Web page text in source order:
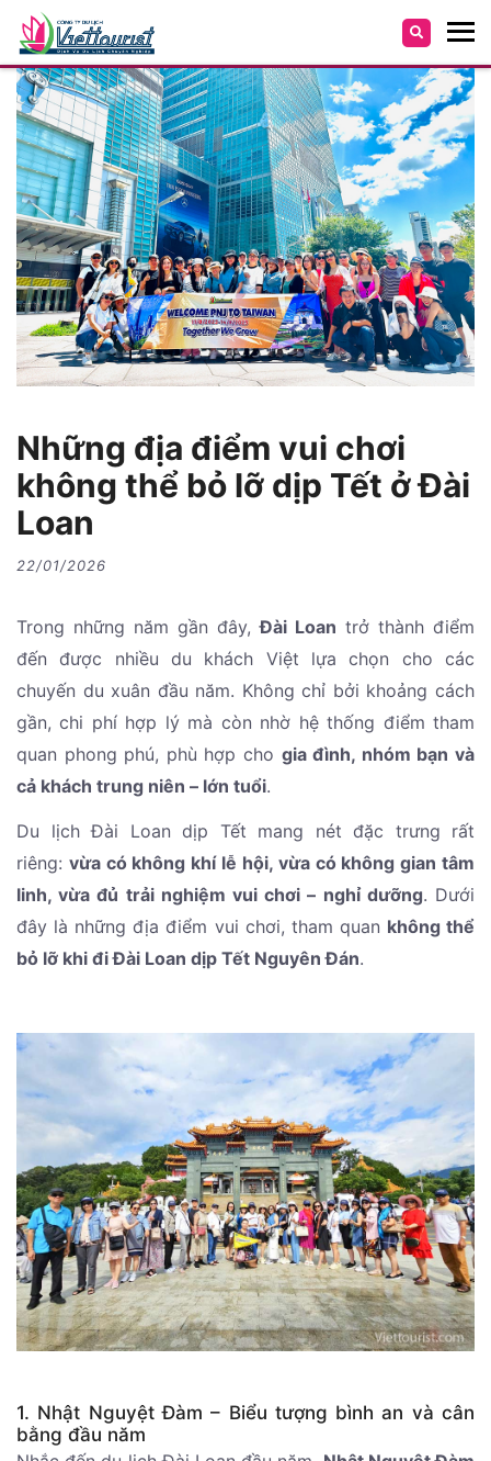
Những địa điểm vui chơi
không thể bỏ lỡ dịp Tết ở Đài
Loan
22/01/2026
Trong những năm gần đây,Đài Loan trở thành điểm
đến được nhiều du khách Việt lựa chọn cho các
chuyến du xuân đầu năm. Không chỉ bởi khoảng cách
gần, chi phí hợp lý mà còn nhờ hệ thống điểm tham
quan phong phú, phù hợp cho gia đình, nhóm bạn và
cả khách trung niên – lớn tuổi.
Du lịch Đài Loan dịp Tết mang nét đặc trưng rất
riêng: vừa có không khí lễ hội, vừa có không gian tâm
linh, vừa đủ trải nghiệm vui chơi – nghỉ dưỡng. Dưới
đây là những địa điểm vui chơi, tham quan không thể
bỏ lỡ khi đi Đài Loan dịp Tết Nguyên Đán.
1. Nhật Nguyệt Đàm – Biểu tượng bình an và cân
bằng đầu năm